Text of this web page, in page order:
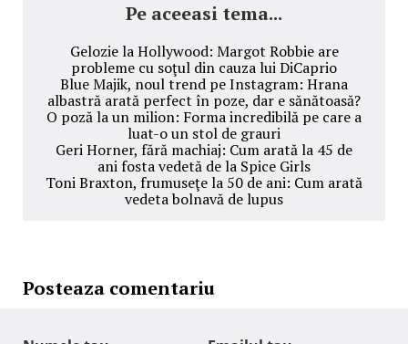
Pe aceeasi tema...
Gelozie la Hollywood: Margot Robbie are
probleme cu soţul din cauza lui DiCaprio
Blue Majik, noul trend pe Instagram: Hrana
albastră arată perfect în poze, dar e sănătoasă?
O poză la un milion: Forma incredibilă pe care a
luat-o un stol de grauri
Geri Horner, fără machiaj: Cum arată la 45 de
ani fosta vedetă de la Spice Girls
Toni Braxton, frumuseţe la 50 de ani: Cum arată
vedeta bolnavă de lupus
Posteaza comentariu